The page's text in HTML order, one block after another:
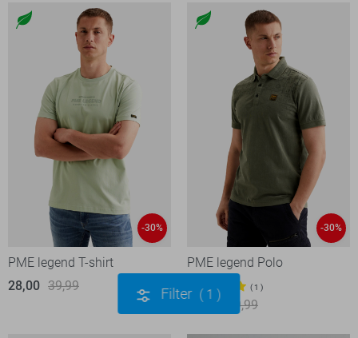
-30%
PME legend T-shirt
28,00 39,99
-30%
PME legend Polo
1
63,00 89,99
Filter 1